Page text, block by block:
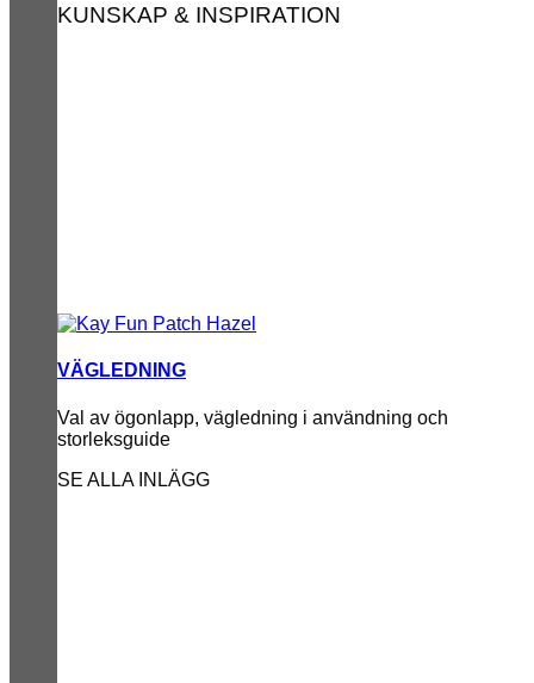
KUNSKAP & INSPIRATION
VÄGLEDNING
Val av ögonlapp, vägledning i användning och
storleksguide
SE ALLA INLÄGG